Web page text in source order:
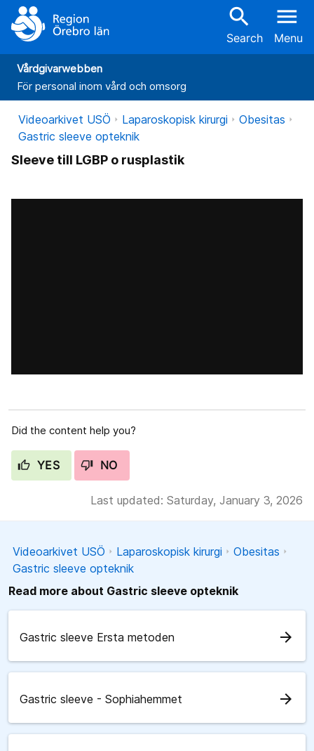
search
Search
menu
Menu
Vårdgivarwebben
För personal inom vård och omsorg
Videoarkivet USÖ Laparoskopisk kirurgi
Obesitas
Gastric sleeve opteknik
Sleeve till LGBP o rusplastik
Did the content help you?
YES NO
Last updated: Saturday, January 3, 2026
Videoarkivet USÖ Laparoskopisk kirurgi
Obesitas
Gastric sleeve opteknik
Read more about Gastric sleeve opteknik
Gastric sleeve Ersta metoden arrow_forward
Gastric sleeve - Sophiahemmet arrow_forward